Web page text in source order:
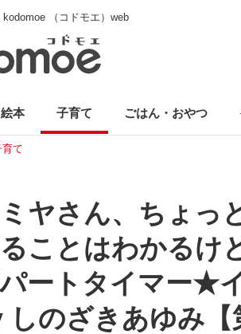
（コドモエ）web
絵本 子育て ごはん・おやつ
育て
ミヤさん、ちょっ
ことはわかるけ
ートタイマー★
しのざきあゆみ